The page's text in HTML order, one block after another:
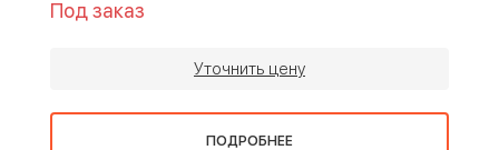
Под заказ
Уточнить цену
ПОДРОБНЕЕ